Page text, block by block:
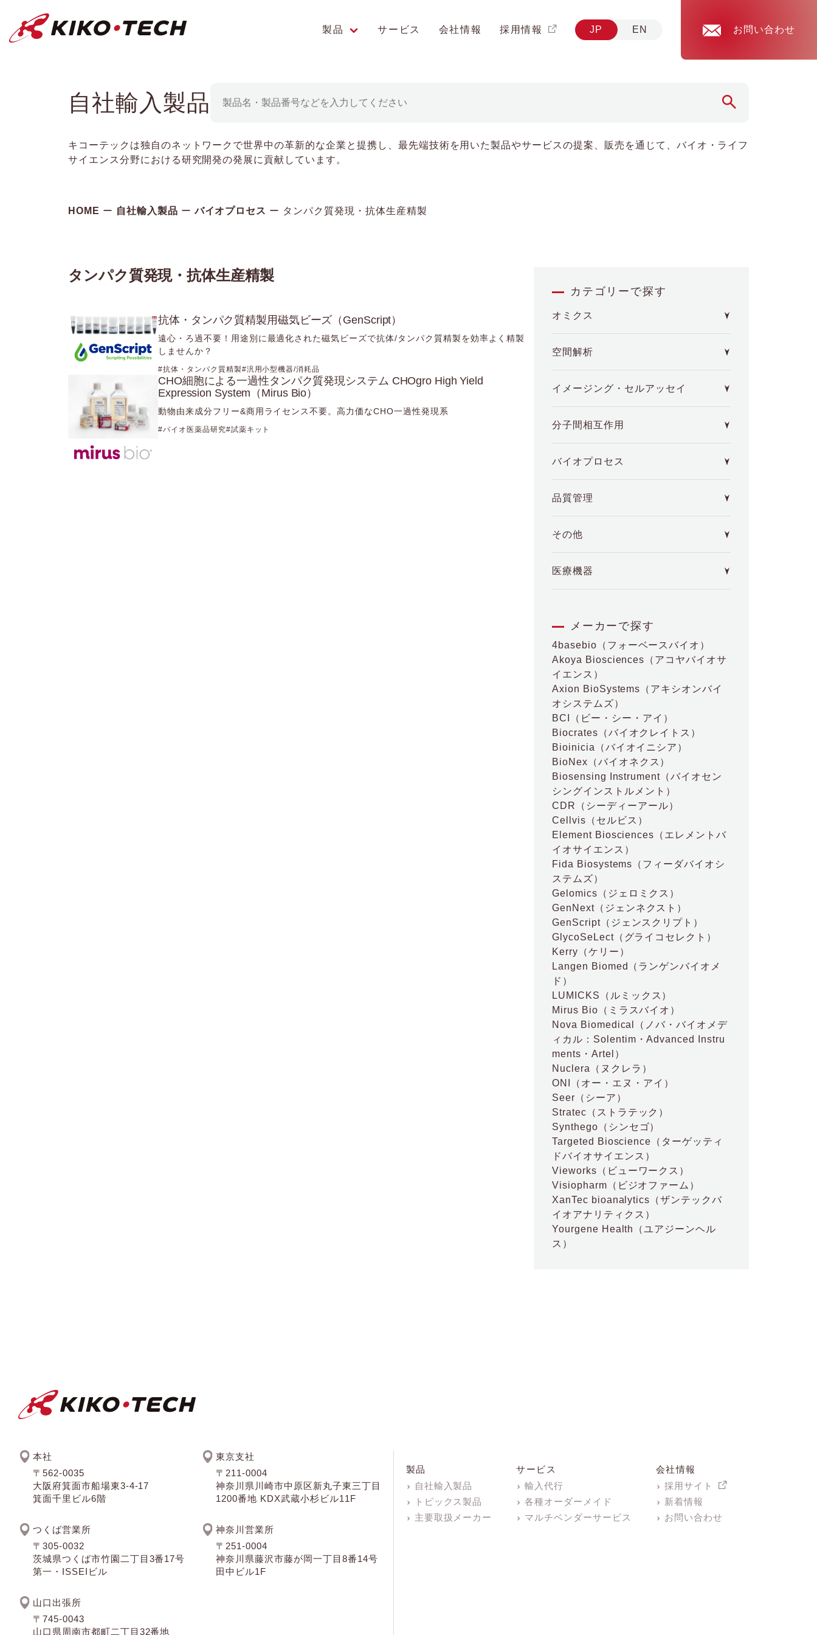
キコーテック株式会社 | ライフサイエンス研究への貢献
製品 サービス 会社情報 採用情報 JP EN お問い合わせ
自社輸入製品
キコーテックは独自のネットワークで世界中の革新的な企業と提携し、最先端技術を用いた製品やサービスの提案、販売を通じて、バイオ・ライフ
サイエンス分野における研究開発の発展に貢献しています。
HOME 自社輸入製品 バイオプロセス タンパク質発現・抗体生産精製
タンパク質発現・抗体生産精製
抗体・タンパク質精製用磁気ビーズ（GenScript）
遠心・ろ過不要！用途別に最適化された磁気ビーズで抗体/タンパク質精製を効率よく精製
しませんか？
抗体・タンパク質精製 汎用小型機器/消耗品
CHO細胞による一過性タンパク質発現システム CHOgro High Yield
Expression System（Mirus Bio）
動物由来成分フリー&商用ライセンス不要。高力価なCHO一過性発現系
バイオ医薬品研究 試薬キット
カテゴリーで探す
オミクス
空間解析
イメージング・セルアッセイ
分子間相互作用
バイオプロセス
品質管理
その他
医療機器
メーカーで探す
4basebio （フォーベースバイオ）
Akoya Biosciences （アコヤバイオサ
イエンス）
Axion BioSystems （アキシオンバイ
オシステムズ）
BCI
（ビー・シー・アイ）
Biocrates （バイオクレイトス）
Bioinicia （バイオイニシア）
BioNex （バイオネクス）
Biosensing Instrument （バイオセン
シングインストルメント）
CDR
（シーディーアール）
Cellvis （セルビス）
Element Biosciences （エレメントバ
イオサイエンス）
Fida Biosystems （フィーダバイオシ
ステムズ）
Gelomics （ジェロミクス）
GenNext（ジェンネクスト）
GenScript（ジェンスクリプト）
GlycoSeLect（グライコセレクト）
Kerry （ケリー）
Langen Biomed
（ランゲンバイオメ
ド）
LUMICKS
（ルミックス）
Mirus Bio （ミラスバイオ）
Nova Biomedical
（ノバ・バイオメデ
ィカル：Solentim・Advanced Instru
ments・Artel）
Nuclera
（ヌクレラ）
ONI
（オー・エヌ・アイ）
Seer （シーア）
Stratec （ストラテック）
Synthego （シンセゴ）
Targeted Bioscience （ターゲッティ
ドバイオサイエンス）
Vieworks （ビューワークス）
Visiopharm （ビジオファーム）
XanTec bioanalytics （ザンテックバ
イオアナリティクス）
Yourgene Health
（ユアジーンヘル
ス）
本社
〒562-0035
大阪府箕面市船場東3-4-17
箕面千里ビル6階
東京支社
〒211-0004
神奈川県川崎市中原区新丸子東三丁目
1200番地 KDX武蔵小杉ビル11F
つくば営業所
〒305-0032
茨城県つくば市竹園二丁目3番17号
第一・ISSEIビル
神奈川営業所
〒251-0004
神奈川県藤沢市藤が岡一丁目8番14号
田中ビル1F
山口出張所
〒745-0043
山口県周南市都町二丁目32番地
製品
自社輸入製品
トピックス製品
主要取扱メーカー
サービス
輸入代行
各種オーダーメイド
マルチベンダーサービス
会社情報
採用サイト
新着情報
お問い合わせ